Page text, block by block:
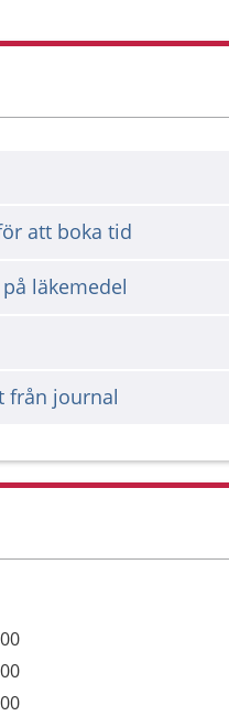
att boka tid
läkemedel
från journal